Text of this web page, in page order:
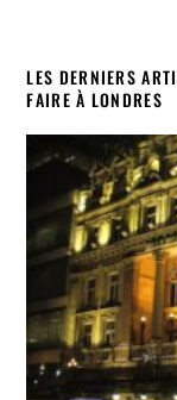
LES DERNIERS
FAIRE À LONDRES